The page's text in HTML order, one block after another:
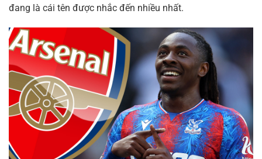
đang là cái tên được nhắc đến nhiều nhất.